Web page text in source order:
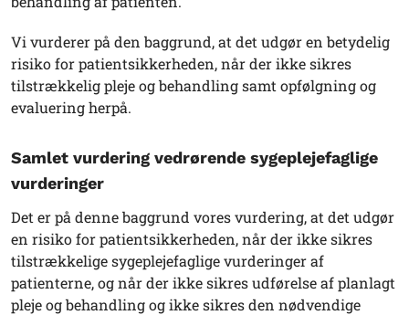
Vi vurderer på den baggrund, at det udgør en betydelig
risiko for patientsikkerheden, når der ikke sikres
tilstrækkelig pleje og behandling samt opfølgning og
evaluering herpå.
Samlet vurdering vedrørende sygeplejefaglige
vurderinger
Det er på denne baggrund vores vurdering, at det udgør
en risiko for patientsikkerheden, når der ikke sikres
tilstrækkelige sygeplejefaglige vurderinger af
patienterne, og når der ikke sikres udførelse af planlagt
pleje og behandling og ikke sikres den nødvendige